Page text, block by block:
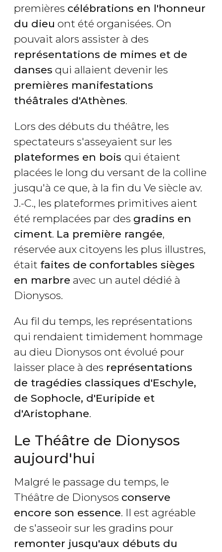
premières célébrations en l'honneur
du dieu ont été organisées. On
pouvait alors assister à des
représentations de mimes et de
danses qui allaient devenir les
premières manifestations
théâtrales d'Athènes.
Lors des débuts du théâtre, les
spectateurs s'asseyaient sur les
plateformes en bois qui étaient
placées le long du versant de la colline
jusqu'à ce que, à la fin du Ve siècle av.
J.-C., les plateformes primitives aient
été remplacées par des gradins en
ciment. La première rangée,
réservée aux citoyens les plus illustres,
était faites de confortables sièges
en marbre avec un autel dédié à
Dionysos.
Au fil du temps, les représentations
qui rendaient timidement hommage
au dieu Dionysos ont évolué pour
laisser place à des représentations
de tragédies classiques d'Eschyle,
de Sophocle, d'Euripide et
d'Aristophane.
Le Théâtre de Dionysos
aujourd'hui
Malgré le passage du temps, le
Théâtre de Dionysos conserve
encore son essence. Il est agréable
de s'asseoir sur les gradins pour
remonter jusqu'aux débuts du